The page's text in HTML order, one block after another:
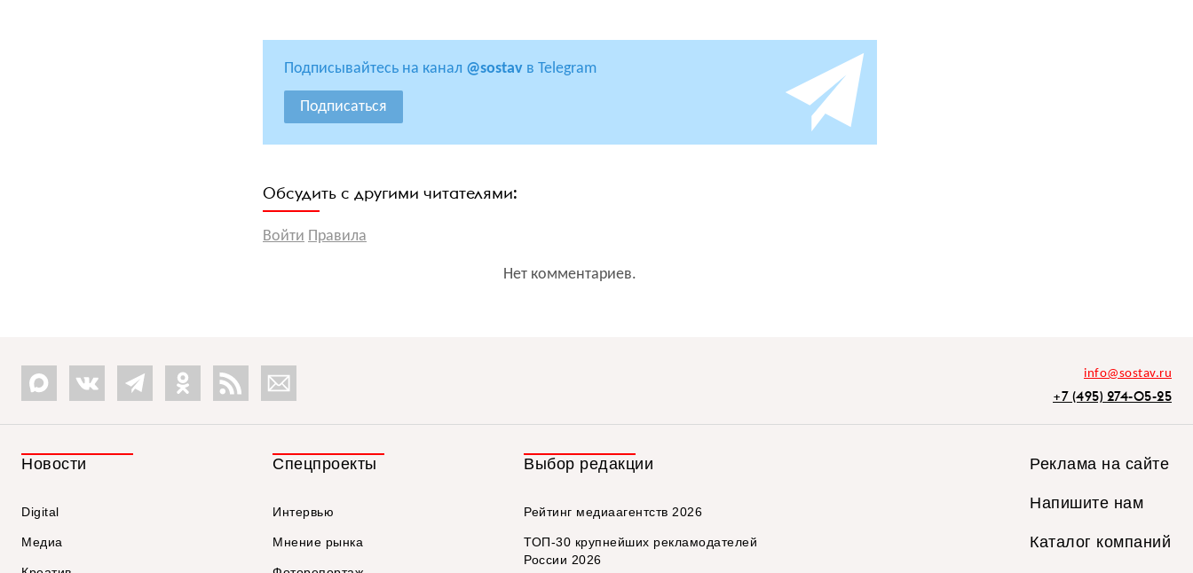
Подписывайтесь на канал @sostav в Telegram
Подписаться
Обсудить с другими читателями:
Войти Правила
Нет комментариев.
info@sostav.ru
+7 (495) 274-05-25
Новости
Digital
Медиа
Спецпроекты
Интервью
Мнение рынка
Выбор редакции
Рейтинг медиаагентств 2026
ТОП-30 крупнейших рекламодателей
России 2026
Реклама на сайте
Напишите нам
Каталог компаний